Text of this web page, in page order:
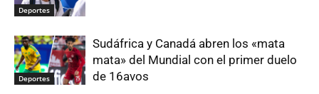
Deportes
Deportes
Sudáfrica y Canadá abren los «mata
mata» del Mundial con el primer duelo
de 16avos